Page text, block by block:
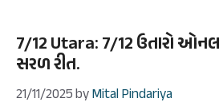
7/12 Utara: 7/12 ઉતારો
સરળ રીત.
21/11/2025byMital Pindariya